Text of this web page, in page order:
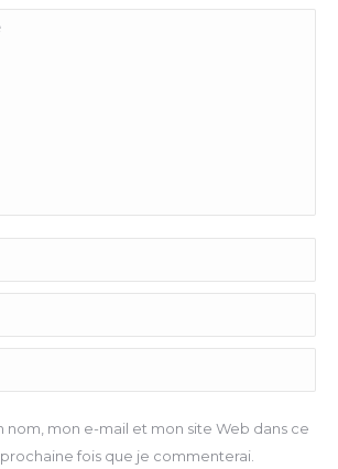
nom, mon e-mail et mon site Web dans ce
fois que je commenterai.